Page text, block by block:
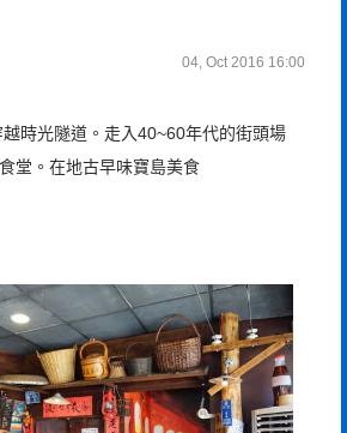
04, Oct 2016 16:00
越時光隧道。走入40~60年代的街頭場
堂。在地古早味寶島美食